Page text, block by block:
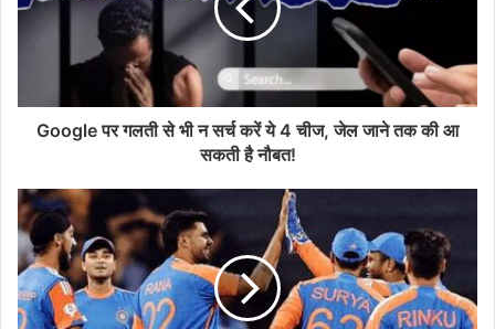
a
s
s
Google पर गलती से भी न सर्च करें ये 4 चीज, जेल जाने तक की आ
सकती है नौबत!